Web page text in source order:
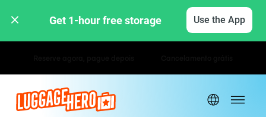
Get 1-hour free storage Use the App